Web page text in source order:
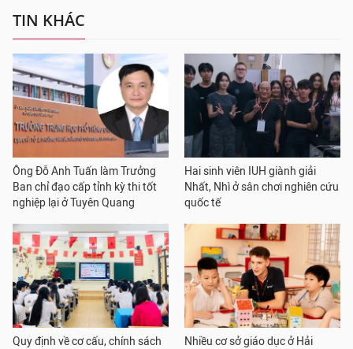
TIN KHÁC
Ông Đỗ Anh Tuấn làm Trưởng
Ban chỉ đạo cấp tỉnh kỳ thi tốt
nghiệp lại ở Tuyên Quang
Hai sinh viên IUH giành giải
Nhất, Nhì ở sân chơi nghiên cứu
quốc tế
Quy định về cơ cấu, chính sách
Nhiều cơ sở giáo dục ở Hải